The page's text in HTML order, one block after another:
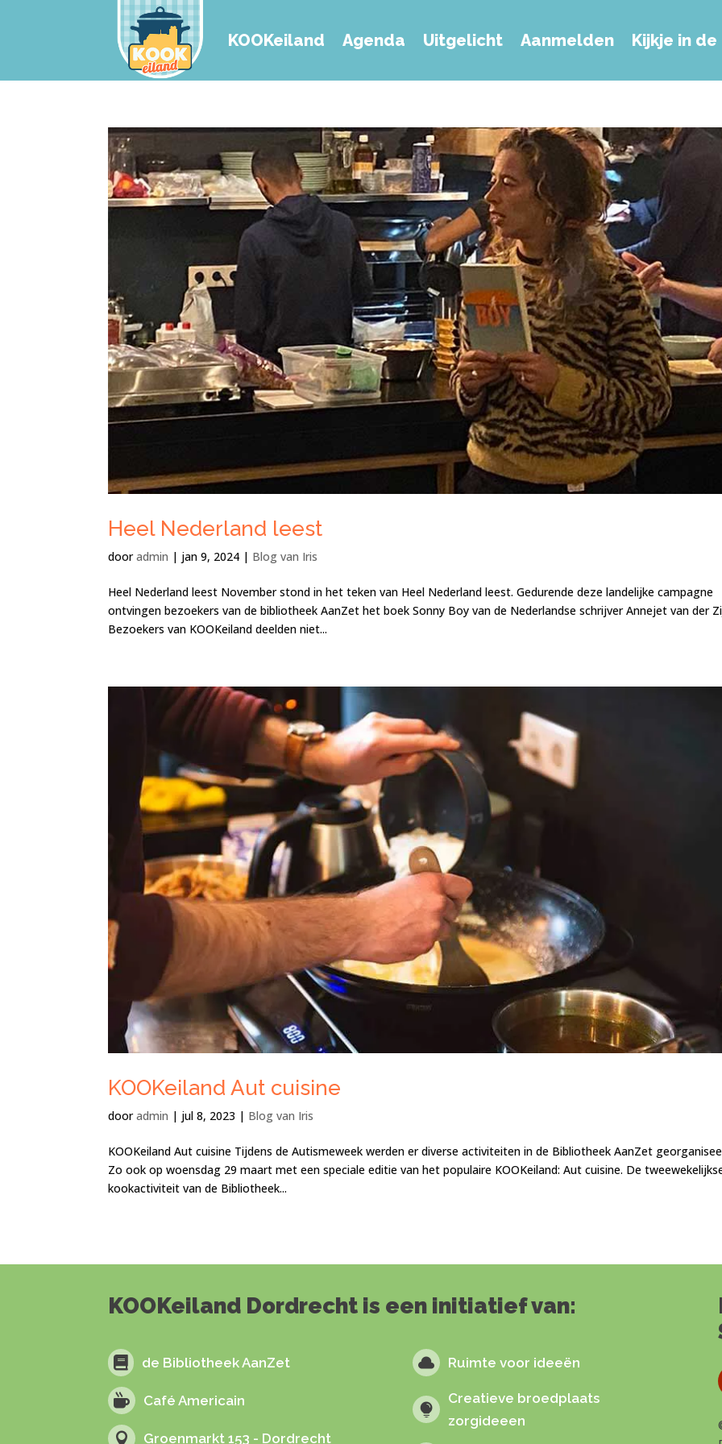
KOOKeiland Agenda Uitgelicht Aanmelden Kijkje in de
Heel Nederland leest
dooradmin | jan 9, 2024 | Blog van Iris
Heel Nederland leest November stond in het teken van Heel Nederland leest. Gedurende deze landelijke campagne
ontvingen bezoekers van de bibliotheek AanZet het boek Sonny Boy van de Nederlandse schrijver Annejet van der
Bezoekers van KOOKeiland deelden niet...
KOOKeiland Aut cuisine
dooradmin | jul 8, 2023 | Blog van Iris
KOOKeiland Aut cuisine Tijdens de Autismeweek werden er diverse activiteiten in de Bibliotheek AanZet
Zo ook op woensdag 29 maart met een speciale editie van het populaire KOOKeiland: Aut cuisine. De
kookactiviteit van de Bibliotheek...
KOOKeiland Dordrecht is een initiatief van:
 de Bibliotheek AanZet
 Café Americain
 Groenmarkt 153 - Dordrecht
 Ruimte voor ideeën

Creatieve broedplaats
zorgideeen